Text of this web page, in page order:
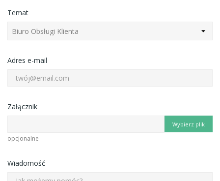
Temat
Adres e-mail
Załącznik
Wybierz plik
opcjonalne
Wiadomość